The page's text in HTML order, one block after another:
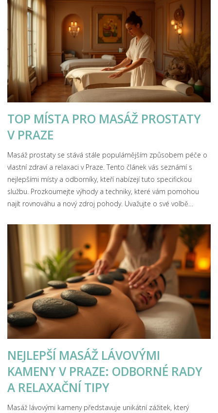
TOP MÍSTA PRO MASÁŽ PROSTATY
V PRAZE
Masáž prostaty se stává stále populárnějším způsobem péče o
vlastní zdraví a relaxaci v Praze. Tento článek vás seznámí s
nejlepšími místy a odborníky, kteří nabízejí tuto specifickou
službu. Prozkoumejte výhody a techniky, které vám pomohou
najít rovnováhu a nový zdroj pohody. Uvažujte o své volbě
osobnímu přístupu. Naučte se, jak mohou pravidelné masáže
prostaty přispět k fyzickému i psychickému zdraví.
NEJLEPŠÍ MASÁŽ LÁVOVÝMI
KAMENY V PRAZE: ODBORNÉ RADY
A RELAXAČNÍ TIPY
Masáž lávovými kameny představuje unikátní zážitek, který